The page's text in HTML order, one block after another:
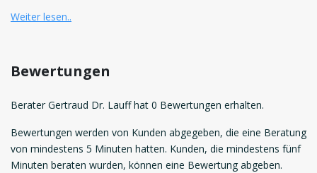
Weiter lesen..
Bewertungen
Berater Gertraud Dr. Lauff hat 0 Bewertungen erhalten.
Bewertungen werden von Kunden abgegeben, die eine Beratung
von mindestens 5 Minuten hatten. Kunden, die mindestens fünf
Minuten beraten wurden, können eine Bewertung abgeben.